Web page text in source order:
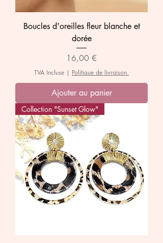
Boucles d'oreilles fleur blanche et
dorée
Prix
16,00 €
TVA Incluse | Politique de livraison.
Ajouter au panier
Collection "Sunset Glow"